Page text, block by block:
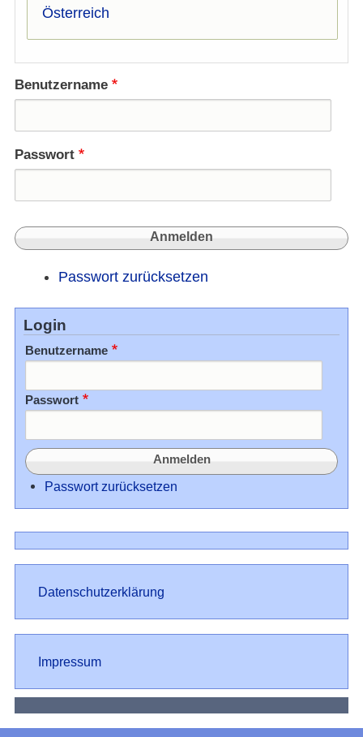
Österreich
Benutzername
Passwort
Passwort zurücksetzen
Login
Benutzername
Passwort
Passwort zurücksetzen
Datenschutz
Datenschutzerklärung
Impressum
Impressum